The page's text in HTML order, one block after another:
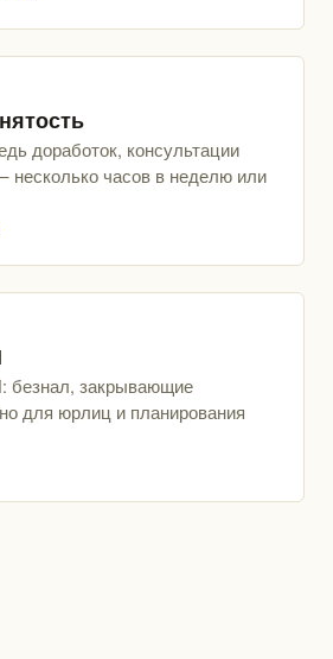
доработок, консультации
часов в неделю или
закрывающие
для юрлиц и планирования